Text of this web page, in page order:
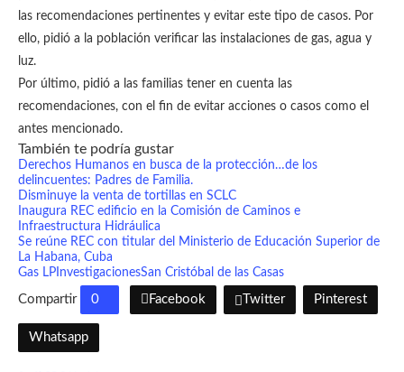
las recomendaciones pertinentes y evitar este tipo de casos. Por
ello, pidió a la población verificar las instalaciones de gas, agua y
luz.
Por último, pidió a las familias tener en cuenta las
recomendaciones, con el fin de evitar acciones o casos como el
antes mencionado.
También te podría gustar
Derechos Humanos en busca de la protección…de los
delincuentes: Padres de Familia.
Disminuye la venta de tortillas en SCLC
Inaugura REC edificio en la Comisión de Caminos e
Infraestructura Hidráulica
Se reúne REC con titular del Ministerio de Educación Superior de
La Habana, Cuba
Gas LP InvestigacionesSan Cristóbal de las Casas
Compartir 0 Facebook Twitter Pinterest
Whatsapp